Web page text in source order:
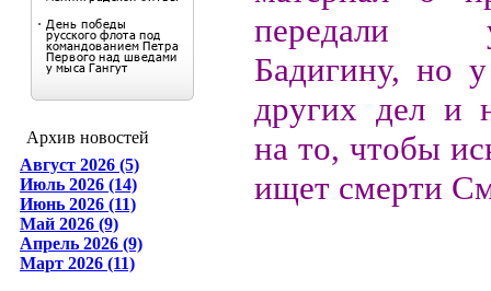
Архив новостей
Август 2026 (5)
Июль 2026 (14)
Июнь 2026 (11)
Май 2026 (9)
Апрель 2026 (9)
Март 2026 (11)
передали
Бадигину, но
других дел и
на то, чтобы
ищет смерти